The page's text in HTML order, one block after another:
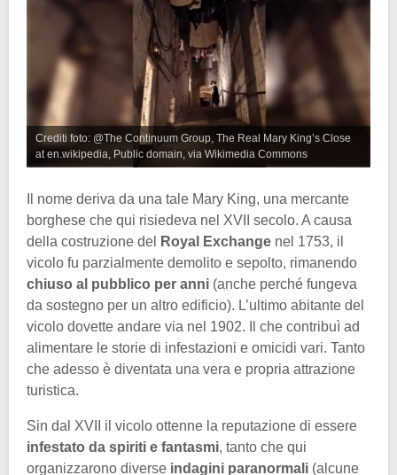
Crediti foto: @The Continuum Group, The Real Mary King’s Close
at en.wikipedia, Public domain, via Wikimedia Commons
Il nome deriva da una tale Mary King, una mercante
borghese che qui risiedeva nel XVII secolo. A causa
della costruzione del
Royal Exchange nel 1753, il
vicolo fu parzialmente demolito e sepolto, rimanendo
chiuso al pubblico per anni (anche perché fungeva
da sostegno per un altro edificio). L’ultimo abitante del
vicolo dovette andare via nel 1902. Il che contribuì ad
alimentare le storie di infestazioni e omicidi vari. Tanto
che adesso è diventata una vera e propria attrazione
turistica.
Sin dal XVII il vicolo ottenne la reputazione di essere
infestato da spiriti e fantasmi, tanto che qui
organizzarono diverse indagini paranormali (alcune